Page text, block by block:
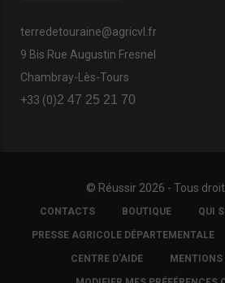
terredetouraine@agricvl.fr
9 Bis Rue Augustin Fresnel
Chambray-Lès-Tours
+33 (0)2 47 25 21 70
© Réussir 2026 - Tous
FOOTER
COPYRIGHT
CONTACTS BOUTIQUE QUI
PRESSE AGRICOLE DÉPARTEMENTALE
CENTRE D'AIDE